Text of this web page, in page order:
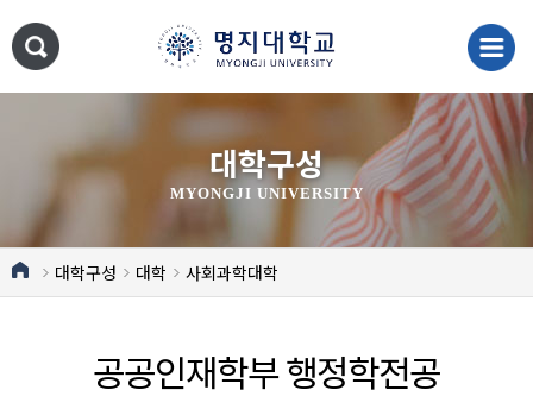
대학구성
MYONGJI UNIVERSITY
대학구성 대학 사회과학대학
공공인재학부 행정학전공